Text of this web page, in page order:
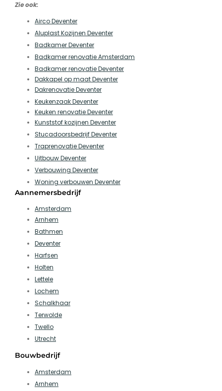
Zie ook:
Airco Deventer
Aluplast Kozijnen Deventer
Badkamer Deventer
Badkamer renovatie Amsterdam
Badkamer renovatie Deventer
Dakkapel op maat Deventer
Dakrenovatie Deventer
Keukenzaak Deventer
Keuken renovatie Deventer
Kunststof kozijnen Deventer
Stucadoorsbedrijf Deventer
Traprenovatie Deventer
Uitbouw Deventer
Verbouwing Deventer
Woning verbouwen Deventer
Aannemersbedrijf
Amsterdam
Arnhem
Bathmen
Deventer
Harfsen
Holten
Lettele
Lochem
Schalkhaar
Terwolde
Twello
Utrecht
Bouwbedrijf
Amsterdam
Arnhem